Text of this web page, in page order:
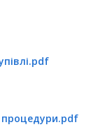
процедури.pdf